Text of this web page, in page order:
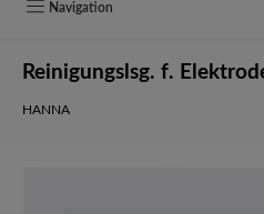
Navigation
Reinigungslsg. f.
HANNA